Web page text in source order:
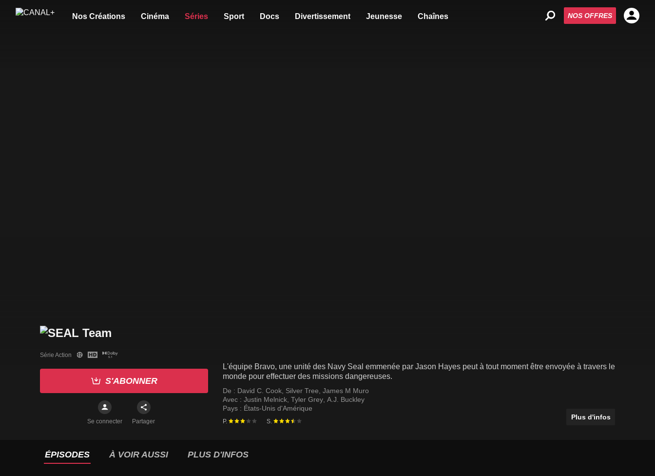
Nos Créations Cinéma Séries Sport Docs Divertissement Jeunesse Chaînes NOS OFFRES
Série Action
S'ABONNER
Se connecter Partager
L'équipe Bravo, une unité des Navy Seal emmenée par Jason Hayes peut à tout moment être envoyée à travers le
monde pour effectuer des missions dangereuses.
De : David C. Cook Silver Tree James M Muro
Avec : Justin Melnick Tyler Grey A.J. Buckley
Pays : États-Unis d'Amérique
P. S.
Plus d'infos
ÉPISODES À VOIR AUSSI PLUS D'INFOS